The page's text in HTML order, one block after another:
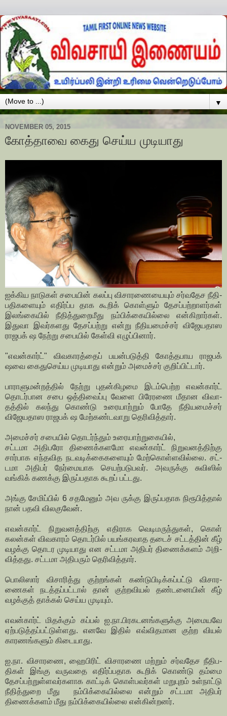
▼
NOVEMBER 05, 2015
கோத்தாவை கைது செய்ய முடியாது
ஐக்­கிய நாடுகள் சபையின் கலப்பு விசா­ர­ணையையும் சர்­வ­தேச நீதி­
ப­தி­களையும் எதிர்ப்­ப தாக கூறிக் கொள்ளும் தேசப்­பற்­றாளர்கள்
இலங்­கையில் நீதித்­துறைமீது நம்­பிக்­கை­யில்லை என்­கி­றார்கள்.
இதுவா இவர்­க­ளது தேசப்­பற்று என்று நீதி­ய­மைச்சர் விஜேய­தாஸ
ராஜ­பக் ஷ நேற்று சபையில் கேள்வி எழுப்பினார்.
"எவன்கார்ட்" விவ­கா­ரத்தைப் பயன்­ப­டுத்தி கோத்­த­பாய ராஜ­ப­க்
ஷவை கைதுசெய்ய முடி­யாது என்றும் அமைச்சர் குறிப்பிட்டார்.
பாரா­ளு­மன்­றத்தில் நேற்று புதன்­கி­ழமை இடம்­பெற்ற எவன்கார்ட்
தொடர்­பான சபை ஒத்­திவைப்பு வேளை பிரே­ரணை மீதான விவா­
தத்தில் கலந்து கொண்டு உரை­யாற்றும் போதே நீதி­ய­மைச்சர்
விஜேய­தாஸ ராஜ­பக் ஷ மேற்கண்டவாறு தெரி­வித்தார்.
அமைச்சர் சபையில் தொடர்ந்தும் உரை­யாற்­று­கையில்,
சட்­டமா அதி­பரோ திணைக்­க­ளமோ எவன்கார்ட் நிறு­வ­ன­த்திற்கு
சார்­பாக எந்­த­வித நட­வ­டிக்­கை­க­ளையும் மேற்­கொள்­ள­வில்லை. சட்­
டமா அதிபர் நேர்­மை­யாக செயற்­ப­டுபவர். அவ­ருக்கு சுவிஸில்
வங்கிக் கணக்கு இருப்பதாக கூறப் பட்டது.
அங்கு சேமிப்பில் 6 சதமேனும் அவ ருக்கு இருப்­பதாக நிரூ­பித்தால்
நான் பதவி வில­குவேன்.
எவன்கார்ட் நிறு­வ­னத்­திற்கு எதி­ராக வெடி­மருந்­துகள், கொள்
கலன்கள் விவகாரம் தொடர்பில் பயங்­க­ர­வாத தடைச் சட்­டத்தின் கீழ்
வழக்கு தொடர முடி­யாது என சட்­டமா அதிபர் திணைக்­களம் அறி­
வி­த்தது. சட்­டமா அதி­பரும் தெரி­வித்தார்.
பொலிஸார் விசா­­ரித்து குற்­றங்கள் கண்­டு­பி­டிக்­கப்­பட்டு விசா­ர­
ணைகள் நடத்­தப்­பட்டால் தான் குற்­ற­வியல் தண்­ட­னையின் கீழ்
வழக்குத் தாக்கல் செய்ய முடியும்.
எவன்கார்ட் மிதக்கும் கப்பல் ஐ.நா.பிர­க­ட­னங்­க­ளுக்கு அமை­யவே
ஏற்­ப­டுத்­தப்­பட்­டுள்­ளது. எனவே இதில் எவ்­வி­த­மான குற்ற வியல்
காரணங்களும் கிடை­யாது.
ஐ.நா. விசா­ரணை, ஹைபிரிட் விசா­ரணை மற்றும் சர்­வ­தேச நீதி­ப­
திகள் இங்கு வரு­வதை எதிர்ப்­ப­தாக கூறிக் கொண்டு தம்மை
தேசப்­பற்றுள்ளவர்களாக காட்டிக் கொள்­பவர்கள் மறு­புறம் உள்­நாட்டு
நீதித்­துறை மீது நம்­பிக்­கையில்லை என்றும் சட்டமா அதிபர்
திணைக்களம் மீது நம்பிக்கையில்லை என்­கின்­றனர்.